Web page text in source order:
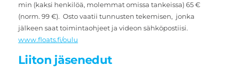
min (kaksi henkilöä, molemmat omissa tankeissa) 65 €
(norm. 99 €). Osto vaatii tunnusten tekemisen, jonka
jälkeen saat toimintaohjeet ja videon sähköpostiisi.
www.floats.fi/oulu
Liiton jäsenedut